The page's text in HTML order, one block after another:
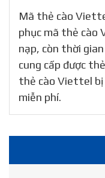
Mã thẻ cào
phục mã thẻ cào
nạp, còn thời
cung cấp được
thẻ cào Viettel bị
miễn phí.